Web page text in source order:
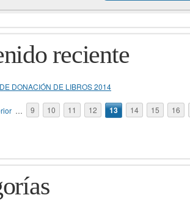
reciente
DONACIÓN DE LIBROS 2014
… 9 10 11 12 13 14 15 16